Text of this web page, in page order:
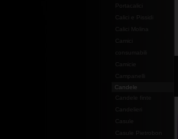
Portacalici
Calici e Pissidi
Calici Molina
Campanelli
Candele
Candele finte
Candelieri
Casule
Casule Pietrobon